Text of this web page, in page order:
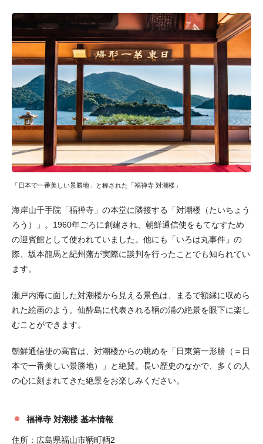
「日本で一番美しい景勝地」と称された「福禅寺 対潮楼」
海岸山千手院「福禅寺」の本堂に隣接する「対潮楼（たいちょう
ろう）」。1960年ごろに創建され、朝鮮通信使をもてなすため
の迎賓館として使われていました。他にも「いろは丸事件」の
際、坂本龍馬と紀州藩が実際に談判を行ったことでも知られてい
ます。
瀬戸内海に面した対潮楼から見える景色は、まるで額縁に収めら
れた絵画のよう。仙酔島に代表される鞆の浦の絶景を眼下に楽し
むことができます。
朝鮮通信使の高官は、対潮楼からの眺めを「日東第一形勝（＝日
本で一番美しい景勝地）」と絶賛。長い歴史のなかで、多くの人
の心に刻まれてきた絶景をお楽しみください。
福禅寺 対潮楼 基本情報
住所：広島県福山市鞆町鞆2